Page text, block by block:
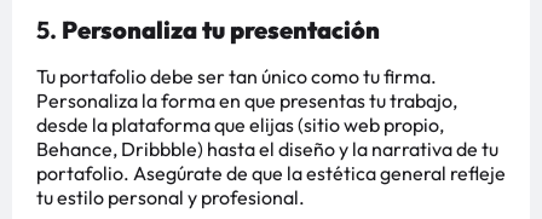
5. Personaliza tu presentación
Tu portafolio debe ser tan único como tu firma.
Personaliza la forma en que presentas tu trabajo,
desde la plataforma que elijas (sitio web propio,
Behance, Dribbble) hasta el diseño y la narrativa de tu
portafolio. Asegúrate de que la estética general refleje
tu estilo personal y profesional.